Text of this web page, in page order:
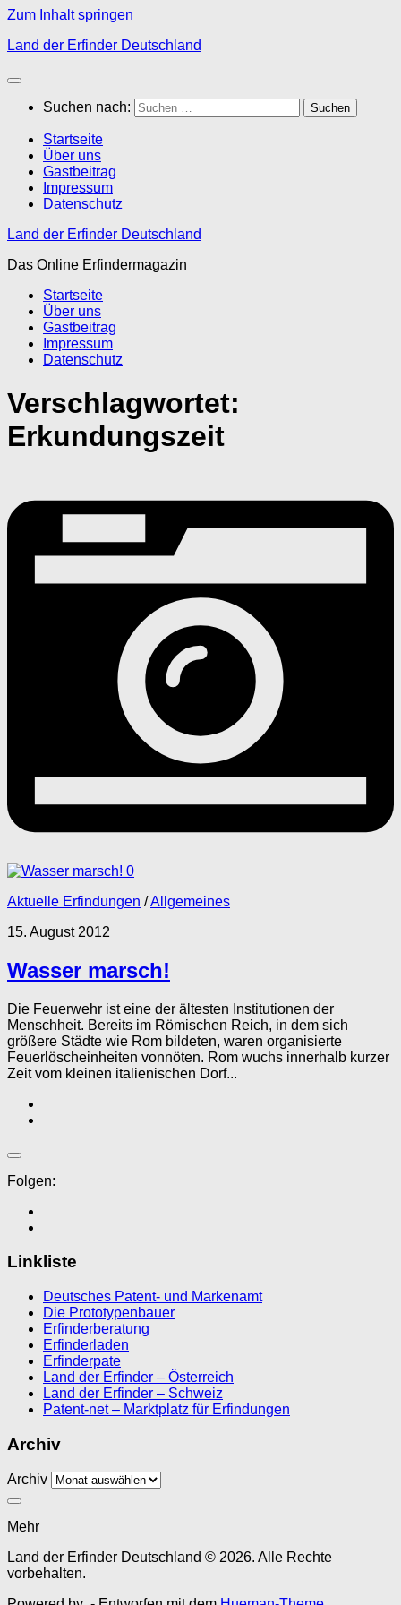
Zum Inhalt springen
Land der Erfinder Deutschland
Suchen nach:
Startseite
Über uns
Gastbeitrag
Impressum
Datenschutz
Land der Erfinder Deutschland
Das Online Erfindermagazin
Startseite
Über uns
Gastbeitrag
Impressum
Datenschutz
Verschlagwortet:
Erkundungszeit
0
Aktuelle Erfindungen /Allgemeines
15. August 2012
Wasser marsch!
Die Feuerwehr ist eine der ältesten Institutionen der
Menschheit. Bereits im Römischen Reich, in dem sich
größere Städte wie Rom bildeten, waren organisierte
Feuerlöscheinheiten vonnöten. Rom wuchs innerhalb kurzer
Zeit vom kleinen italienischen Dorf...
Folgen:
Linkliste
Deutsches Patent- und Markenamt
Die Prototypenbauer
Erfinderberatung
Erfinderladen
Erfinderpate
Land der Erfinder – Österreich
Land der Erfinder – Schweiz
Patent-net – Marktplatz für Erfindungen
Archiv
Archiv
Mehr
Land der Erfinder Deutschland © 2026. Alle Rechte
vorbehalten.